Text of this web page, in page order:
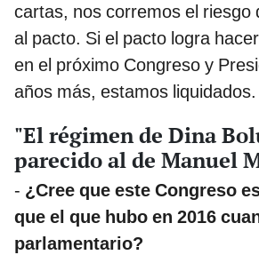
cartas, nos corremos el riesgo
al pacto. Si el pacto logra
en el próximo Congreso y
años más, estamos liquidados.
"El régimen de Dina
parecido al de Manuel
- ¿Cree que este Congreso
que el que hubo en 2016
parlamentario?